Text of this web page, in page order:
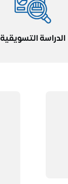
الدراسة التسويقية